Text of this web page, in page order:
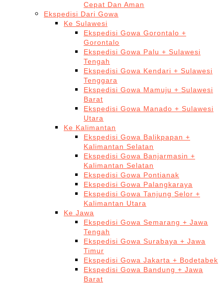
Cepat Dan Aman
Ekspedisi Dari Gowa
Ke Sulawesi
Ekspedisi Gowa Gorontalo +
Gorontalo
Ekspedisi Gowa Palu + Sulawesi
Tengah
Ekspedisi Gowa Kendari + Sulawesi
Tenggara
Ekspedisi Gowa Mamuju + Sulawesi
Barat
Ekspedisi Gowa Manado + Sulawesi
Utara
Ke Kalimantan
Ekspedisi Gowa Balikpapan +
Kalimantan Selatan
Ekspedisi Gowa Banjarmasin +
Kalimantan Selatan
Ekspedisi Gowa Pontianak
Ekspedisi Gowa Palangkaraya
Ekspedisi Gowa Tanjung Selor +
Kalimantan Utara
Ke Jawa
Ekspedisi Gowa Semarang + Jawa
Tengah
Ekspedisi Gowa Surabaya + Jawa
Timur
Ekspedisi Gowa Jakarta + Bodetabek
Ekspedisi Gowa Bandung + Jawa
Barat